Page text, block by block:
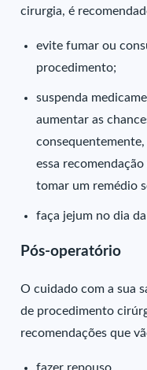
cirurgia, é
evite fumar ou
procedimento;
suspenda
aumentar as
essa
tomar um remédio
faça jejum no dia
Pós-operatório
O cuidado com a sua
de procedimento
recomendações que